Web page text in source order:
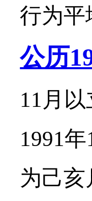
行为平
公历
11月
1991
为己